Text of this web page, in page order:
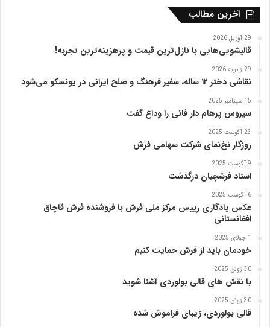
آخرین مطالب
29 آوریل 2026
قالیشویی‌هایی با نازل‌ترین قیمت و پرهزینه‌ترین تجربه!
29 ژانویه 2026
نقاشی دختر ۱۲ ساله، سفیر فرهنگ و صلح ایرانی در یونسکو می‌شود
15 سپتامبر 2025
سیروس پرهام دار فانی را وداع گفت
23 آگوست 2025
روزگار نخ‌نمای شرکت سهامی فرش
9 آگوست 2025
استاد فرشچیان درگذشت
6 آگوست 2025
عکس یادگاری رییس مرکز ملی فرش با فروشنده فرش قاچاق
افغانستانی
1 جولای 2025
خودمان باید از فرش حمایت کنیم
30 ژوئن 2025
با نقش های قالی بولوردی آشنا شوید
30 ژوئن 2025
قالی بولوردی، زیبای فراموش شده